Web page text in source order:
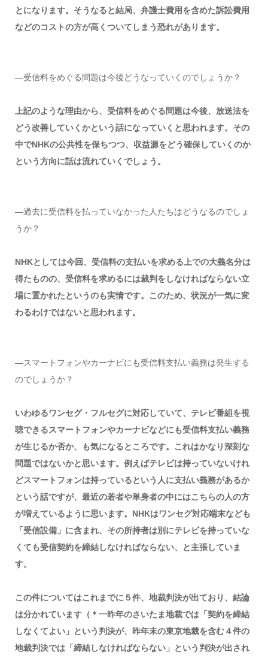
とになります。そうなると結局、弁護士費用を含めた訴訟費用
などのコストの方が高くついてしまう恐れがあります。
―受信料をめぐる問題は今後どうなっていくのでしょうか？
上記のような理由から、受信料をめぐる問題は今後、放送法を
どう改善していくかという話になっていくと思われます。その
中でNHKの公共性を保ちつつ、収益源をどう確保していくのか
という方向に話は流れていくでしょう。
―過去に受信料を払っていなかった人たちはどうなるのでしょ
うか？
NHKとしては今回、受信料の支払いを求める上での大義名分は
得たものの、受信料を求めるには裁判をしなければならない立
場に置かれたというのも実情です。このため、状況が一気に変
わるわけではないと思われます。
―スマートフォンやカーナビにも受信料支払い義務は発生する
のでしょうか？
いわゆるワンセグ・フルセグに対応していて、テレビ番組を視
聴できるスマートフォンやカーナビなどにも受信料支払い義務
が生じるか否か、も気になるところです。これはかなり深刻な
問題ではないかと思います。例えばテレビは持っていないけれ
どスマートフォンは持っているという人に支払い義務があるか
という話ですが、最近の若者や単身者の中にはこちらの人の方
が増えているように思います。NHKはワンセグ対応端末なども
「受信設備」に含まれ、その所持者は別にテレビを持っていな
くても受信契約を締結しなければならない、と主張していま
す。
この件についてはこれまでに５件、地裁判決が出ており、結論
は分かれています（＊一昨年のさいたま地裁では「契約を締結
しなくてよい」という判決が、昨年末の東京地裁を含む４件の
地裁判決では「締結しなければならない」という判決が出され